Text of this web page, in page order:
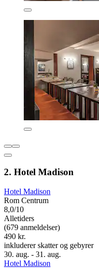
2. Hotel Madison
Hotel Madison
Rom Centrum
8,0/10
Alletiders
(679 anmeldelser)
490 kr.
inkluderer skatter og gebyrer
30. aug. - 31. aug.
Hotel Madison